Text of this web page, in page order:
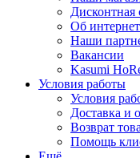
Дисконтная
Об
Наши
Вакансии
Kasumi
Условия работы
Условия
Доставка и
Возврат
Помощь